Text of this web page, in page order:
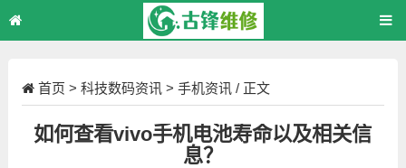
首页 > 科技数码资讯 > 手机资讯 / 正文
如何查看vivo手机电池寿命以及相关信
息？